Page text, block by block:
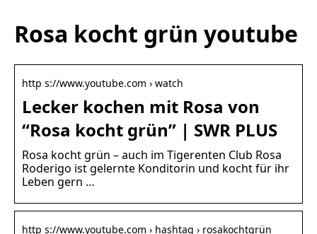
Rosa kocht grün youtube
http s://www.youtube.com › watch
Lecker kochen mit Rosa von
“Rosa kocht grün” | SWR PLUS
Rosa kocht grün – auch im Tigerenten Club Rosa
Roderigo ist gelernte Konditorin und kocht für ihr
Leben gern …
http s://www.youtube.com › hashtag › rosakochtgrün